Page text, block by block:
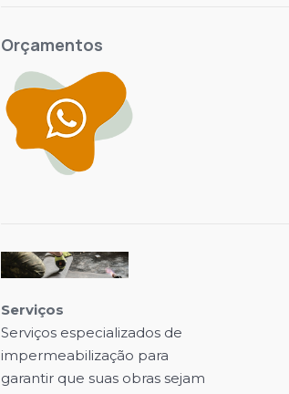
Orçamentos
Serviços
Serviços especializados de
impermeabilização para
garantir que suas obras sejam